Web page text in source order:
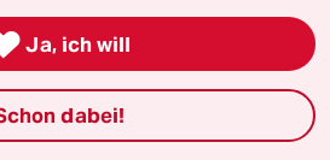
man nie Probleme hatte,
zu finden. Bis noch
Monaten haben
Freunde von
gesehen, wo das Problem
Ja, ich will
dabei!